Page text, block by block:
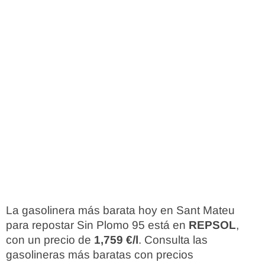
La gasolinera más barata hoy en Sant Mateu
para repostar Sin Plomo 95 está en REPSOL,
con un precio de 1,759 €/l. Consulta las
gasolineras más baratas con precios